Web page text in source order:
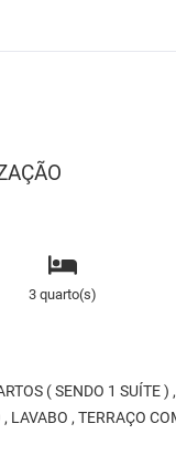
3 quarto(s)
( SENDO 1 SUÍTE
LAVABO , TERRAÇO